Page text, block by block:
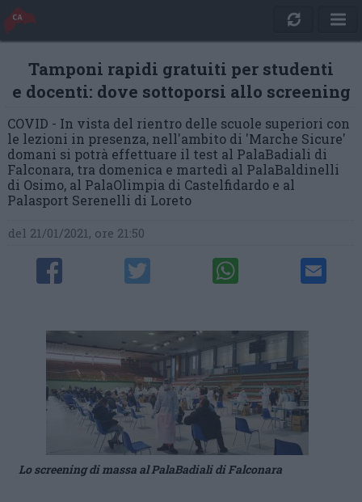
Tamponi rapidi gratuiti per studenti
e docenti: dove sottoporsi allo screening
COVID - In vista del rientro delle scuole superiori con
le lezioni in presenza, nell'ambito di 'Marche Sicure'
domani si potrà effettuare il test al PalaBadiali di
Falconara, tra domenica e martedì al PalaBaldinelli
di Osimo, al PalaOlimpia di Castelfidardo e al
Palasport Serenelli di Loreto
del 21/01/2021, ore 21:50
Lo screening di massa al PalaBadiali di Falconara